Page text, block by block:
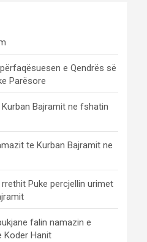
e Qendrës së
Parësore
Bajramit ne fshatin
te Kurban Bajramit ne
Puke percjellin urimet
falin namazin e
Koder Hanit